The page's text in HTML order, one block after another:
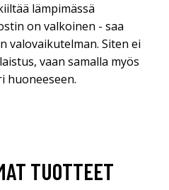
lämpimässä
on valkoinen - saa
valovaikutelman. Siten ei
vaan samalla myös
huoneeseen.
TUOTTEET